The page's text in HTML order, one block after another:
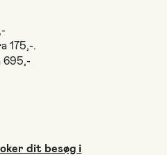
175,-.
695,-
dit besøg i